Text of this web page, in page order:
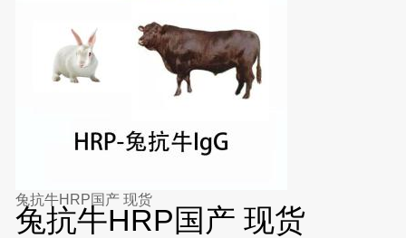
兔抗牛HRP国产 现货
兔抗牛HRP国产 现货